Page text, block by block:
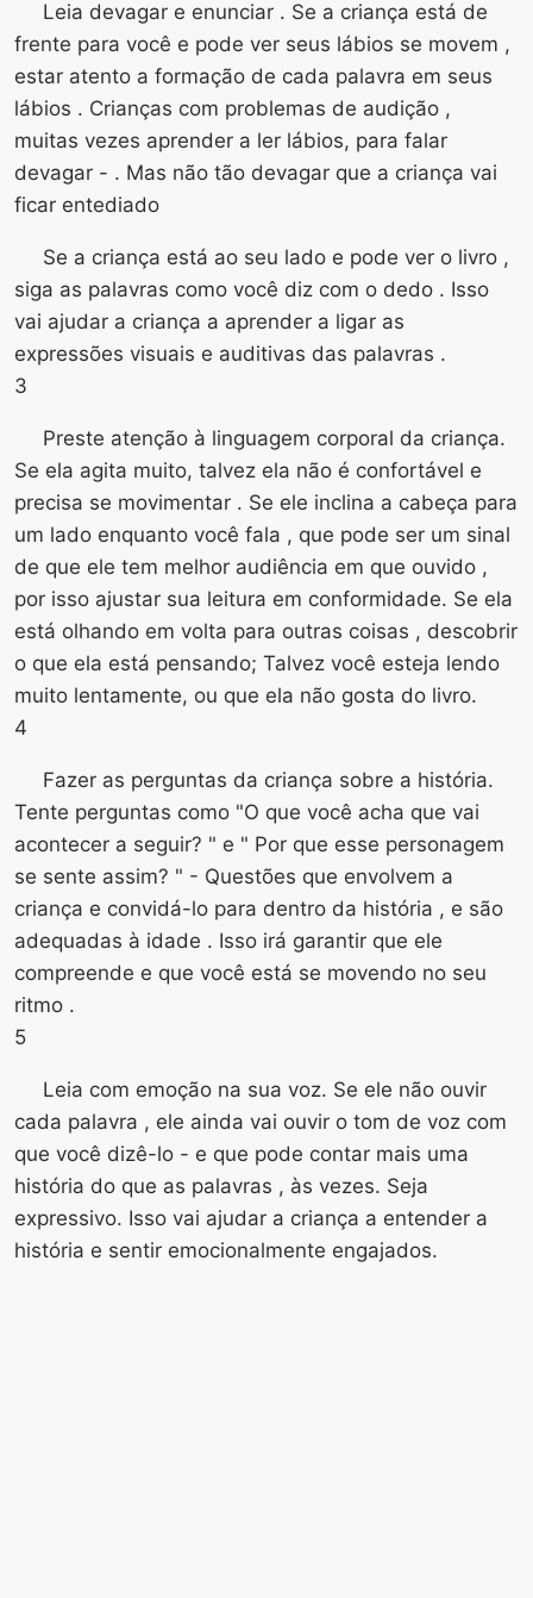
Leia devagar e enunciar . Se a criança está de
frente para você e pode ver seus lábios se movem ,
estar atento a formação de cada palavra em seus
lábios . Crianças com problemas de audição ,
muitas vezes aprender a ler lábios, para falar
devagar - . Mas não tão devagar que a criança vai
ficar entediado
Se a criança está ao seu lado e pode ver o livro ,
siga as palavras como você diz com o dedo . Isso
vai ajudar a criança a aprender a ligar as
expressões visuais e auditivas das palavras .
3
Preste atenção à linguagem corporal da criança.
Se ela agita muito, talvez ela não é confortável e
precisa se movimentar . Se ele inclina a cabeça para
um lado enquanto você fala , que pode ser um sinal
de que ele tem melhor audiência em que ouvido ,
por isso ajustar sua leitura em conformidade. Se ela
está olhando em volta para outras coisas , descobrir
o que ela está pensando; Talvez você esteja lendo
muito lentamente, ou que ela não gosta do livro.
4
Fazer as perguntas da criança sobre a história.
Tente perguntas como "O que você acha que vai
acontecer a seguir? " e " Por que esse personagem
se sente assim? " - Questões que envolvem a
criança e convidá-lo para dentro da história , e são
adequadas à idade . Isso irá garantir que ele
compreende e que você está se movendo no seu
ritmo .
5
Leia com emoção na sua voz. Se ele não ouvir
cada palavra , ele ainda vai ouvir o tom de voz com
que você dizê-lo - e que pode contar mais uma
história do que as palavras , às vezes. Seja
expressivo. Isso vai ajudar a criança a entender a
história e sentir emocionalmente engajados.